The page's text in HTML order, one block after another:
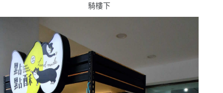
騎樓下